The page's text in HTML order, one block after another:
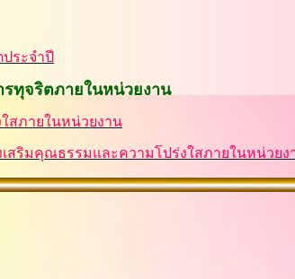
ระจำปี
รทุจริตภายในหน่วยงาน
สภายในหน่วยงาน
สริมคุณธรรมและความโปร่งใสภายในหน่วยง